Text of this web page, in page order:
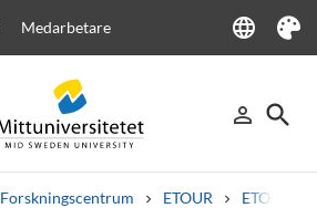
Medarbetare language
Language
Tema
person_outline
Logga in
search
Sök
Forskningscentrum ETOUR ETOUR i